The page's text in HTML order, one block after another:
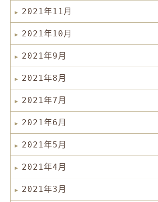
2021年11月
2021年10月
2021年9月
2021年8月
2021年7月
2021年6月
2021年5月
2021年4月
2021年3月